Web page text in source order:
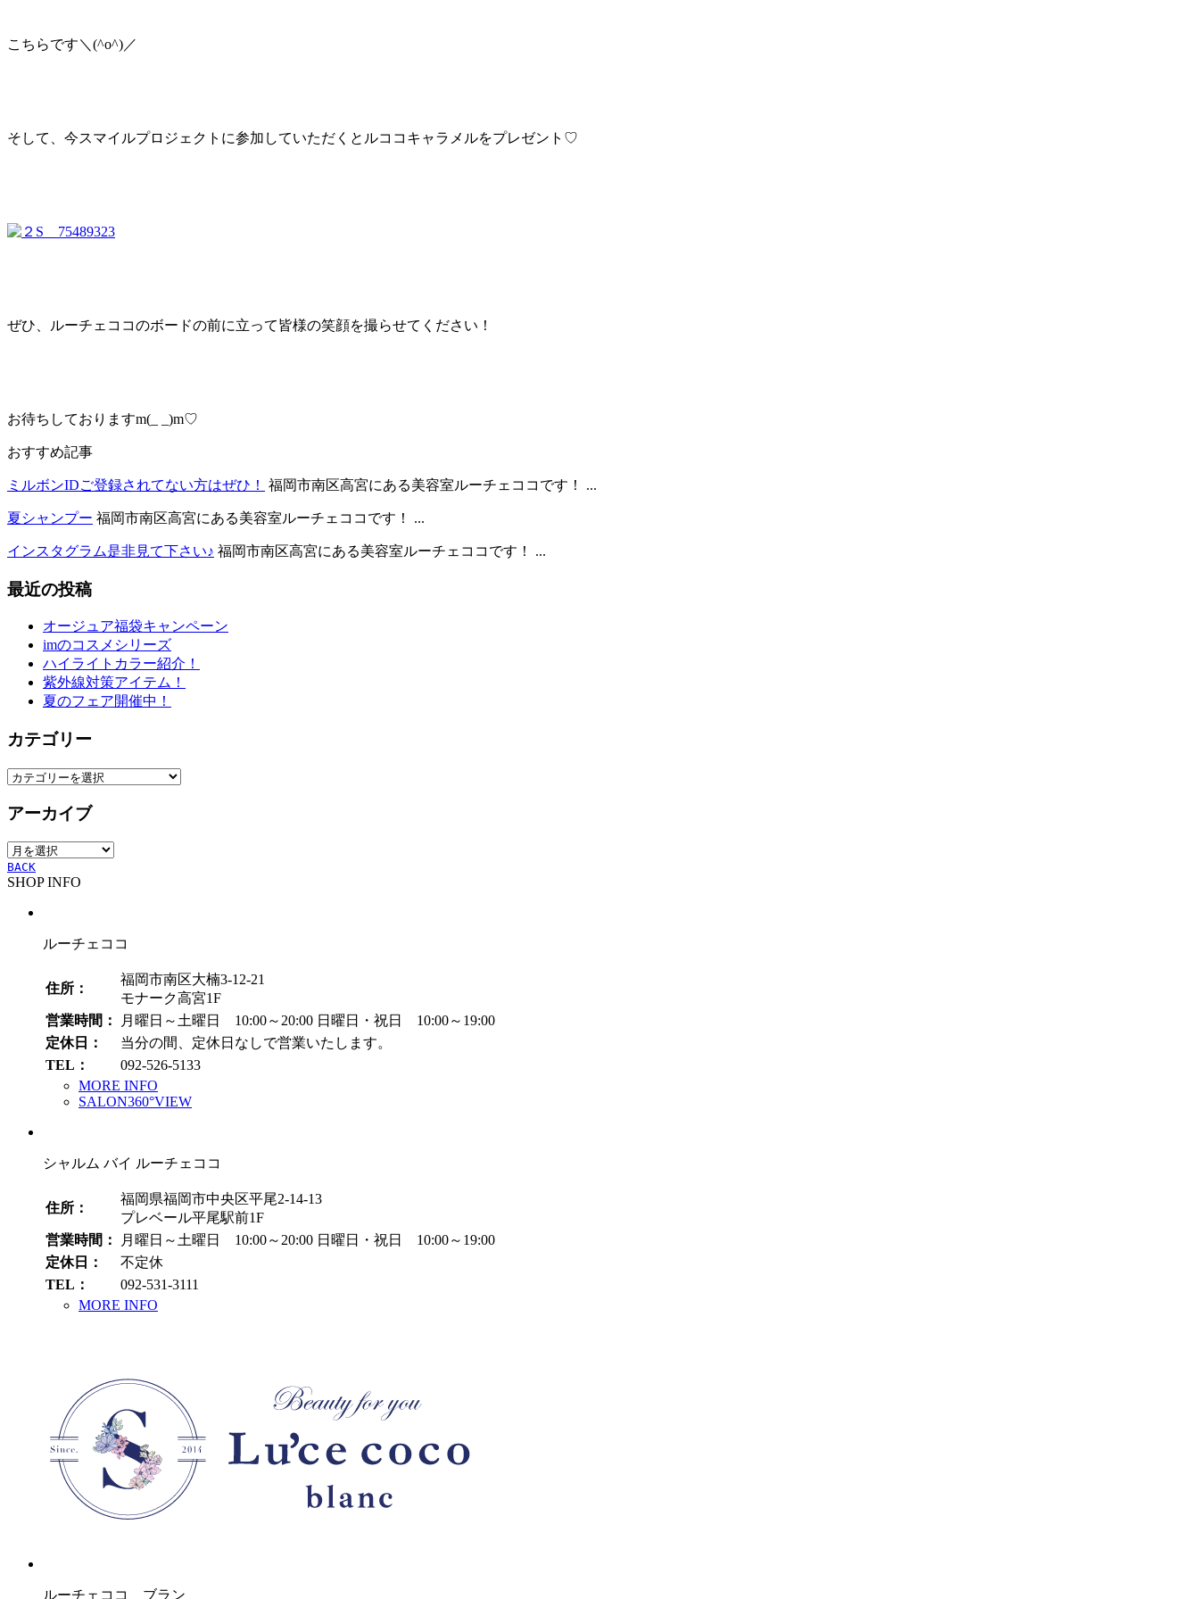
こちらです＼(^o^)／
そして、今スマイルプロジェクトに参加していただくとルココキャラメルをプレゼント♡
ぜひ、ルーチェココのボードの前に立って皆様の笑顔を撮らせてください！
お待ちしておりますm(_ _)m♡
おすすめ記事
ミルボンIDご登録されてない方はぜひ！ 福岡市南区高宮にある美容室ルーチェココです！ ...
夏シャンプー 福岡市南区高宮にある美容室ルーチェココです！ ...
インスタグラム是非見て下さい♪ 福岡市南区高宮にある美容室ルーチェココです！ ...
最近の投稿
オージュア福袋キャンペーン
imのコスメシリーズ
ハイライトカラー紹介！
紫外線対策アイテム！
夏のフェア開催中！
カテゴリー
カ
ゴ
ー
アーカイブ
ア
ー
カ
BACK
SHOP INFO
ルーチェココ
住所：
福岡市南区大楠3-12-21
モナーク高宮1F
営業時間：
月曜日～土曜日 10:00～20:00 日曜日・祝日 10:00～19:00
定休日：
当分の間、定休日なしで営業いたします。
TEL：
092-526-5133
MORE INFO
SALON360°VIEW
シャルム バイ ルーチェココ
住所：
福岡県福岡市中央区平尾2-14-13
プレベール平尾駅前1F
営業時間：
月曜日～土曜日 10:00～20:00 日曜日・祝日 10:00～19:00
定休日：
不定休
TEL：
092-531-3111
MORE INFO
ルーチェココ ブラン